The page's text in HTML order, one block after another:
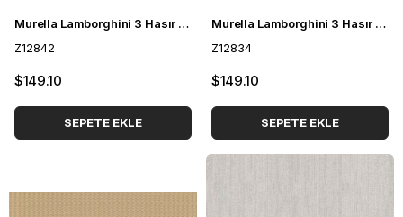
Murella Lamborghini 3 Hasır Desenli Duvar Kağıdı Z12842
Z12842
$149.10
SEPETE EKLE
Murella Lamborghini 3 Hasır Desenli Duvar Kağıdı Z12834
Z12834
$149.10
SEPETE EKLE